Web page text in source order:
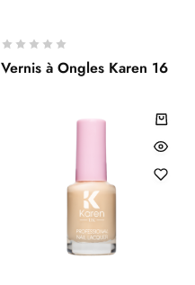
Vernis à Ongles Karen 16